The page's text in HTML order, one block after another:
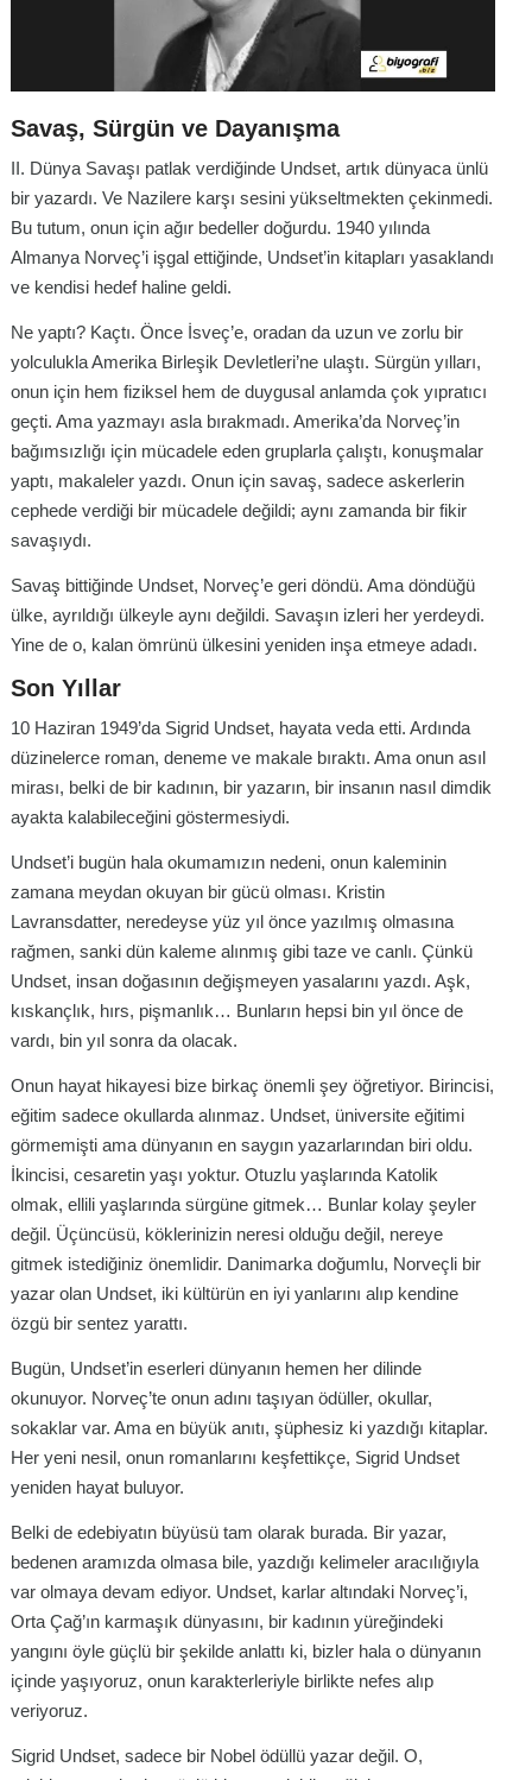
Savaş, Sürgün ve Dayanışma
II. Dünya Savaşı patlak verdiğinde Undset, artık dünyaca ünlü
bir yazardı. Ve Nazilere karşı sesini yükseltmekten çekinmedi.
Bu tutum, onun için ağır bedeller doğurdu. 1940 yılında
Almanya Norveç’i işgal ettiğinde, Undset’in kitapları yasaklandı
ve kendisi hedef haline geldi.
Ne yaptı? Kaçtı. Önce İsveç’e, oradan da uzun ve zorlu bir
yolculukla Amerika Birleşik Devletleri’ne ulaştı. Sürgün yılları,
onun için hem fiziksel hem de duygusal anlamda çok yıpratıcı
geçti. Ama yazmayı asla bırakmadı. Amerika’da Norveç’in
bağımsızlığı için mücadele eden gruplarla çalıştı, konuşmalar
yaptı, makaleler yazdı. Onun için savaş, sadece askerlerin
cephede verdiği bir mücadele değildi; aynı zamanda bir fikir
savaşıydı.
Savaş bittiğinde Undset, Norveç’e geri döndü. Ama döndüğü
ülke, ayrıldığı ülkeyle aynı değildi. Savaşın izleri her yerdeydi.
Yine de o, kalan ömrünü ülkesini yeniden inşa etmeye adadı.
Son Yıllar
10 Haziran 1949’da Sigrid Undset, hayata veda etti. Ardında
düzinelerce roman, deneme ve makale bıraktı. Ama onun asıl
mirası, belki de bir kadının, bir yazarın, bir insanın nasıl dimdik
ayakta kalabileceğini göstermesiydi.
Undset’i bugün hala okumamızın nedeni, onun kaleminin
zamana meydan okuyan bir gücü olması. Kristin
Lavransdatter, neredeyse yüz yıl önce yazılmış olmasına
rağmen, sanki dün kaleme alınmış gibi taze ve canlı. Çünkü
Undset, insan doğasının değişmeyen yasalarını yazdı. Aşk,
kıskançlık, hırs, pişmanlık… Bunların hepsi bin yıl önce de
vardı, bin yıl sonra da olacak.
Onun hayat hikayesi bize birkaç önemli şey öğretiyor. Birincisi,
eğitim sadece okullarda alınmaz. Undset, üniversite eğitimi
görmemişti ama dünyanın en saygın yazarlarından biri oldu.
İkincisi, cesaretin yaşı yoktur. Otuzlu yaşlarında Katolik
olmak, ellili yaşlarında sürgüne gitmek… Bunlar kolay şeyler
değil. Üçüncüsü, köklerinizin neresi olduğu değil, nereye
gitmek istediğiniz önemlidir. Danimarka doğumlu, Norveçli bir
yazar olan Undset, iki kültürün en iyi yanlarını alıp kendine
özgü bir sentez yarattı.
Bugün, Undset’in eserleri dünyanın hemen her dilinde
okunuyor. Norveç’te onun adını taşıyan ödüller, okullar,
sokaklar var. Ama en büyük anıtı, şüphesiz ki yazdığı kitaplar.
Her yeni nesil, onun romanlarını keşfettikçe, Sigrid Undset
yeniden hayat buluyor.
Belki de edebiyatın büyüsü tam olarak burada. Bir yazar,
bedenen aramızda olmasa bile, yazdığı kelimeler aracılığıyla
var olmaya devam ediyor. Undset, karlar altındaki Norveç’i,
Orta Çağ’ın karmaşık dünyasını, bir kadının yüreğindeki
yangını öyle güçlü bir şekilde anlattı ki, bizler hala o dünyanın
içinde yaşıyoruz, onun karakterleriyle birlikte nefes alıp
veriyoruz.
Sigrid Undset, sadece bir Nobel ödüllü yazar değil. O,